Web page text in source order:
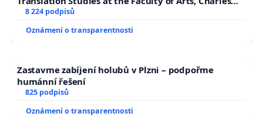
University
8 224 podpisů
Oznámení o transparentnosti
Zastavme zabíjení holubů v Plzni – podpořme
humánní řešení
825 podpisů
Oznámení o transparentnosti